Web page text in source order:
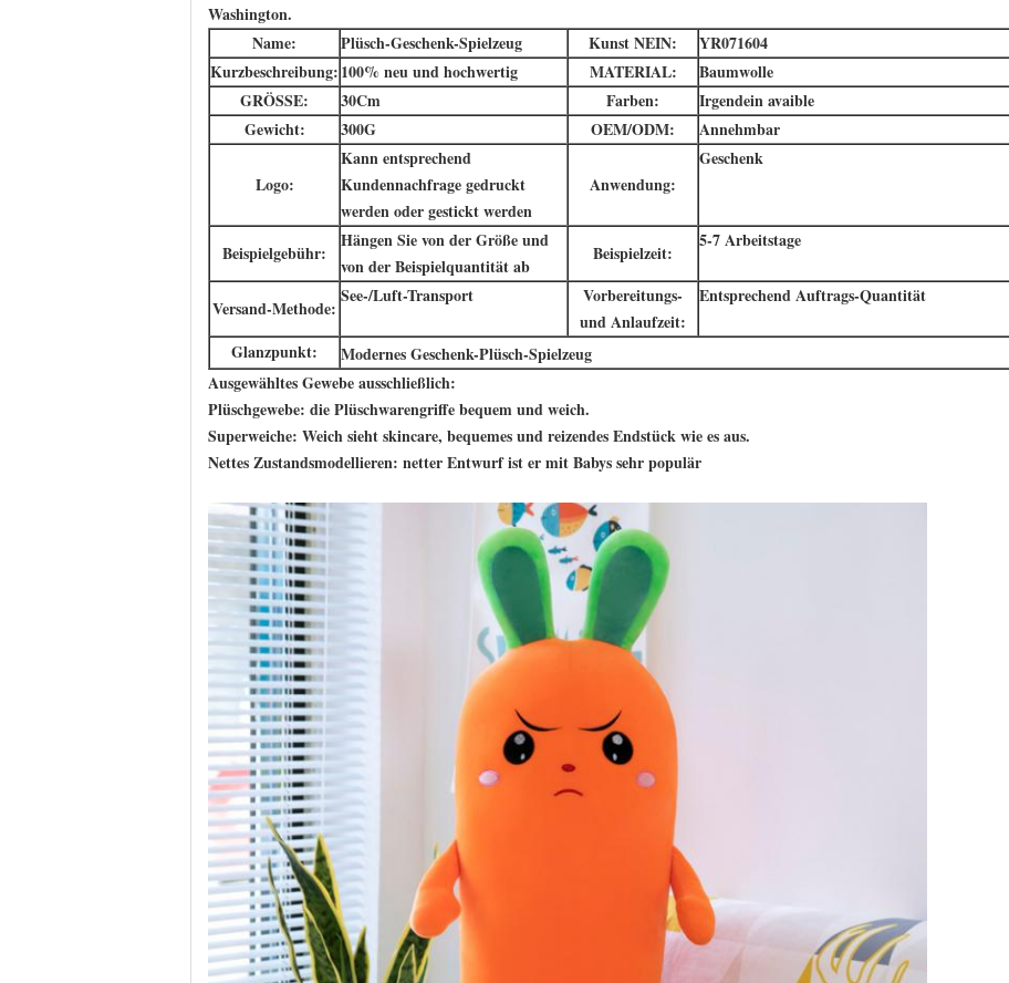
Washington.
Name:
Plüsch-Geschenk-Spielzeug Kunst NEIN:
YR071604
Kurzbeschreibung:100% neu und hochwertig MATERIAL:
Baumwolle
GRÖSSE:
30Cm Farben:
Irgendein avaible
Gewicht:
300G OEM/ODM: Annehmbar
Logo:
Kann entsprechend
Kundennachfrage gedruckt
werden oder gestickt werden
Anwendung:
Geschenk
Beispielgebühr:
Hängen Sie von der Größe und
von der Beispielquantität ab
Beispielzeit:
5-7 Arbeitstage
Versand-Methode:
See-/Luft-Transport
Vorbereitungs-
und Anlaufzeit:
Entsprechend Auftrags-Quantität
Glanzpunkt:
Modernes Geschenk-Plüsch-Spielzeug
Ausgewähltes Gewebe ausschließlich:
Plüschgewebe: die Plüschwarengriffe bequem und weich.
Superweiche: Weich sieht skincare, bequemes und reizendes Endstück wie es aus.
Nettes Zustandsmodellieren: netter Entwurf ist er mit Babys sehr populär